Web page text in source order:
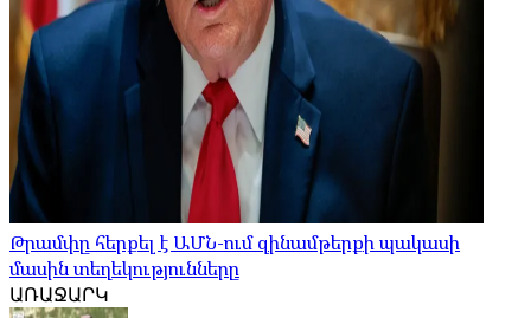
Թրամփը հերքել է ԱՄՆ-ում զինամթերքի պակասի
մասին տեղեկությունները
ԱՌԱՋԱՐԿ